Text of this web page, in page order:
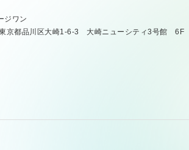
ジワン
京都品川区大崎1-6-3 大崎ニューシティ3号館 6F